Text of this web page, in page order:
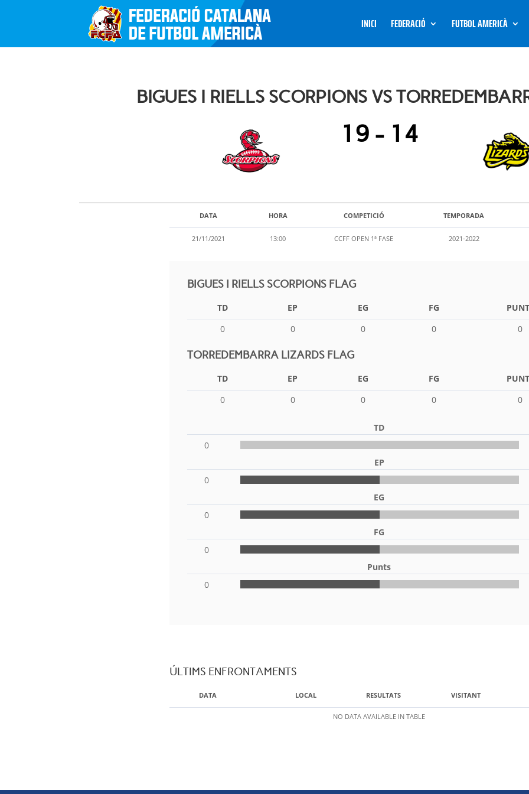
INICI FEDERACIÓ FUTBOL AMERICÀ
BIGUES I RIELLS SCORPIONS VS
19 - 14
DATA HORA COMPETICIÓ TEMPORADA
21/11/2021 13:00 CCFF OPEN 1ª FASE 2021-2022
BIGUES I RIELLS SCORPIONS FLAG
TD EP EG FG
0
0 0 0 0
TORREDEMBARRA LIZARDS FLAG
TD EP EG FG
0
0 0 0 0
TD
0
EP
0
EG
0
FG
0
Punts
0
ÚLTIMS ENFRONTAMENTS
DATA LOCAL RESULTATS VISITANT
NO DATA AVAILABLE IN TABLE